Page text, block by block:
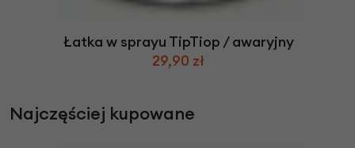
Łatka w sprayu TipTiop / awaryjny
29,90 zł
Najczęściej kupowane